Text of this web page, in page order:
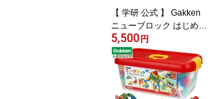
【 学研 公式 】 Gakken
ニューブロック はじめよ
う セット 15種54パーツ
1.5歳から 【2Lサイズラ
ッピング対応商品（別途
有料)】 83717 学研ステ
イフル おもちゃ 知育玩
5,500 円